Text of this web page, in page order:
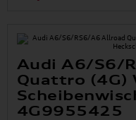
Audi A6/S6/
Quattro (4G)
4G9955425